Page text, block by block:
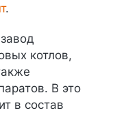
.
котлов,
В это
в состав